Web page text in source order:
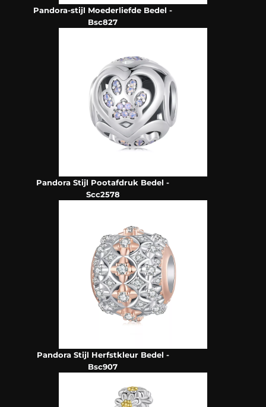
Pandora-stijl Moederliefde Bedel -
Bsc827
Pandora Stijl Pootafdruk Bedel -
Scc2578
Pandora Stijl Herfstkleur Bedel -
Bsc907